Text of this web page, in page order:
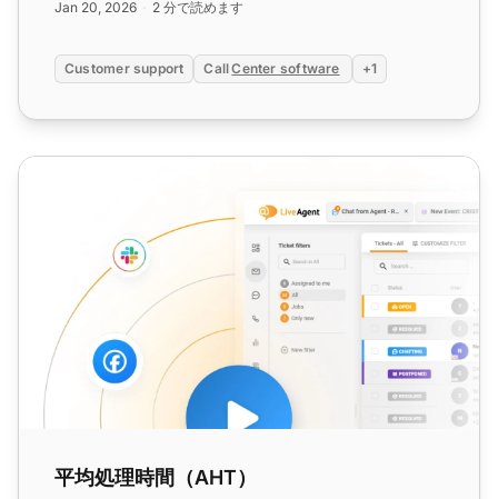
Jan 20, 2026 2 分で読めます
Customer support CallCenter software +1
平均処理時間（AHT）
平均処理時間（AHT）